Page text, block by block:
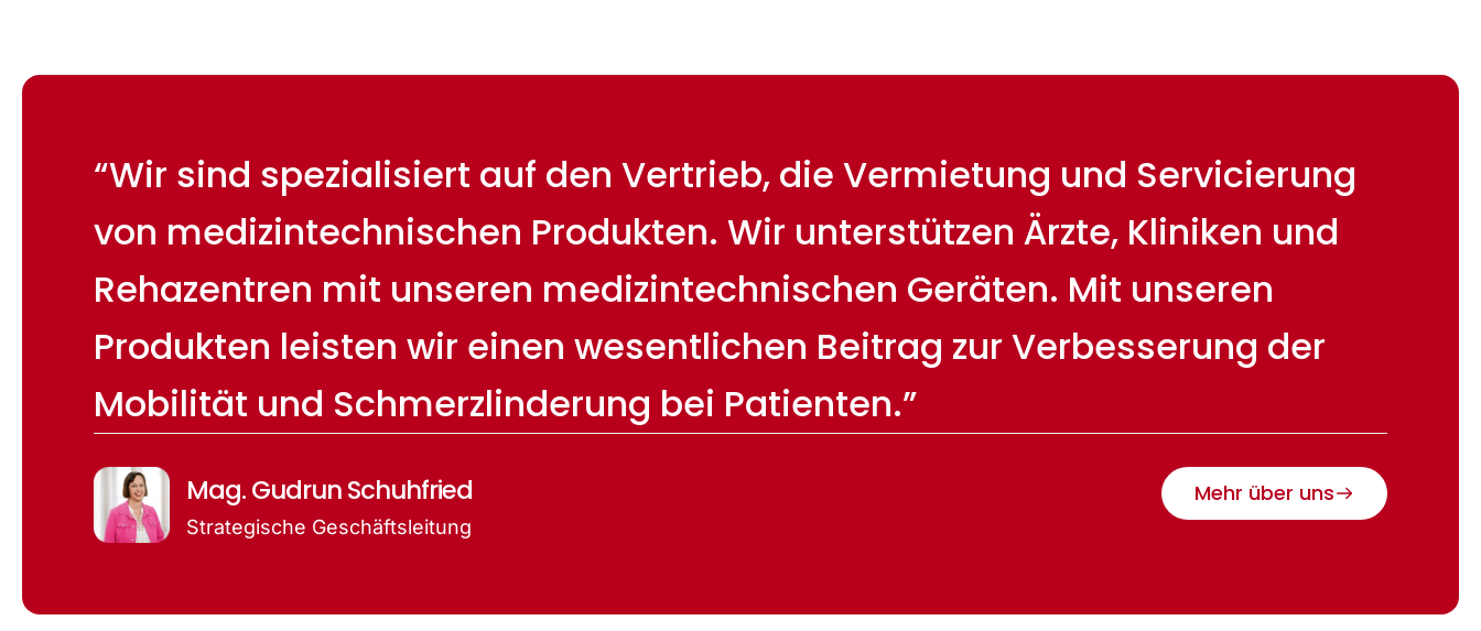
“Wir sind spezialisiert auf den Vertrieb, die Vermietung und Servicierung
von medizintechnischen Produkten. Wir unterstützen Ärzte, Kliniken und
Rehazentren mit unseren medizintechnischen Geräten. Mit unseren
Produkten leisten wir einen wesentlichen Beitrag zur Verbesserung der
Mobilität und Schmerzlinderung bei Patienten.”
Mag. Gudrun Schuhfried
Strategische Geschäftsleitung
Mehr über uns